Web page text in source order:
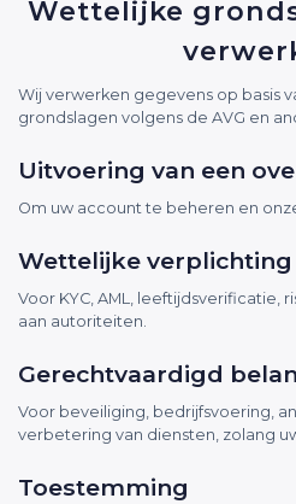
Wettelijke
Wij verwerken gegevens op basis
grondslagen volgens de AVG en
Uitvoering van een
Om uw account te beheren en
Wettelijke verplichting
Voor KYC, AML, leeftijdsverificatie,
aan autoriteiten.
Gerechtvaardigd
Voor beveiliging, bedrijfsvoering,
verbetering van diensten, zolang
Toestemming